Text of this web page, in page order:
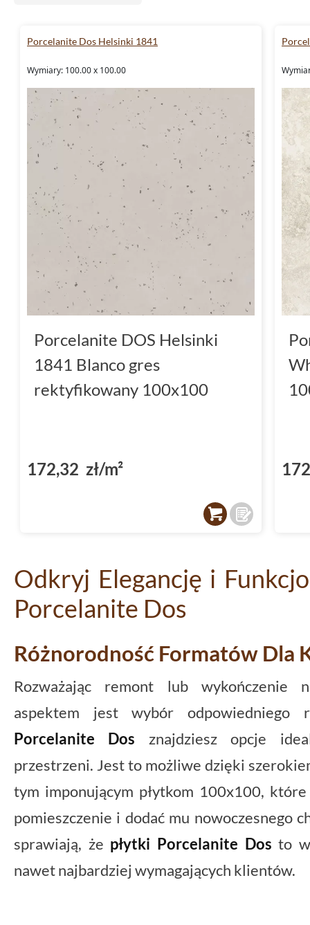
Porcelanite Dos Helsinki 1841
Wymiary: 100.00 x 100.00
Porcelanite DOS Helsinki
1841 Blanco gres
rektyfikowany 100x100
172,32 zł/m²
Odkryj Elegancję i
Porcelanite Dos
Różnorodność Formatów Dla
Rozważając remont lub wykończenie
aspektem jest wybór odpowiedniego
Porcelanite Dos znajdziesz opcje
przestrzeni. Jest to możliwe dzięki
tym imponującym płytkom 100x100,
pomieszczenie i dodać mu nowoczesnego
sprawiają, że płytki Porcelanite Dos to
nawet najbardziej wymagających klientów.